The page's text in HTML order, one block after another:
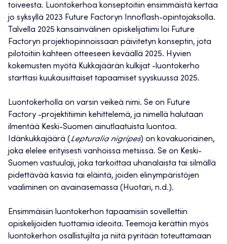
toiveesta. Luontokerhoa konseptoitiin ensimmäistä kertaa
jo syksyllä 2023 Future Factoryn Innoflash-opintojaksolla.
Talvella 2025 kansainvälinen opiskelijatiimi loi Future
Factoryn projektiopinnoissaan päivitetyn konseptin, jota
pilotoitiin kahteen otteeseen keväällä 2025. Hyvien
kokemusten myötä Kukkajäärän kulkijat -luontokerho
starttasi kuukausittaiset tapaamiset syyskuussa 2025.
Luontokerholla on varsin veikeä nimi. Se on Future
Factory -projektitiimin kehittelemä, ja nimellä halutaan
ilmentää Keski-Suomen ainutlaatuista luontoa.
Idänkukkajäärä (Lepturalia nigripes) on kovakuoriainen,
joka elelee erityisesti vanhoissa metsissä. Se on Keski-
Suomen vastuulaji, joka tarkoittaa uhanalaista tai silmällä
pidettävää kasvia tai eläintä, joiden elinympäristöjen
vaaliminen on avainasemassa (Huotari, n.d.).
Ensimmäisiin luontokerhon tapaamisiin sovellettiin
opiskelijoiden tuottamia ideoita. Teemoja kerättiin myös
luontokerhon osallistujilta ja niitä pyritään toteuttamaan